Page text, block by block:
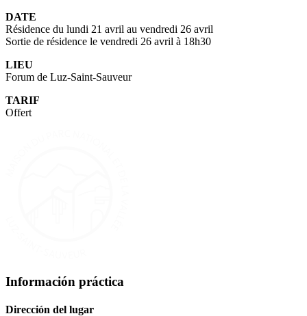
DATE
Résidence du lundi 21 avril au vendredi 26 avril
Sortie de résidence le vendredi 26 avril à 18h30
LIEU
Forum de Luz-Saint-Sauveur
TARIF
Offert
Información práctica
Dirección del lugar